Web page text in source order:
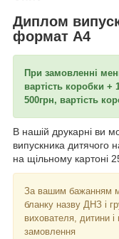
Диплом
формат А4
При замовленні
вартість коробки
500грн, вартість
В нашій друкарні ви
випускника дитячого
на щільному картоні
За вашим бажанням
бланку назву ДНЗ і
вихователя, дитини і
замовлення